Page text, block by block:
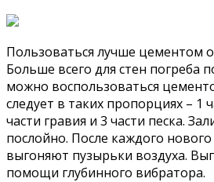
Пользоваться лучше цементом
Больше всего для стен погреба
можно воспользоваться
следует в таких пропорциях – 1
части гравия и 3 части песка.
послойно. После каждого нового
выгоняют пузырьки воздуха.
помощи глубинного вибратора.